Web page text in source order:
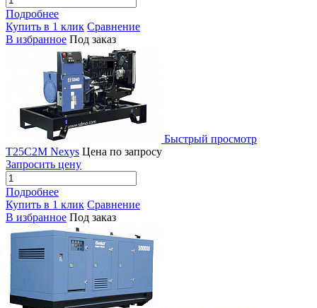
Подробнее
Купить в 1 клик Сравнение
В избранное Под заказ
Быстрый просмотр
T25C2M Nexys Цена по запросу
Запросить цену
Подробнее
Купить в 1 клик Сравнение
В избранное Под заказ